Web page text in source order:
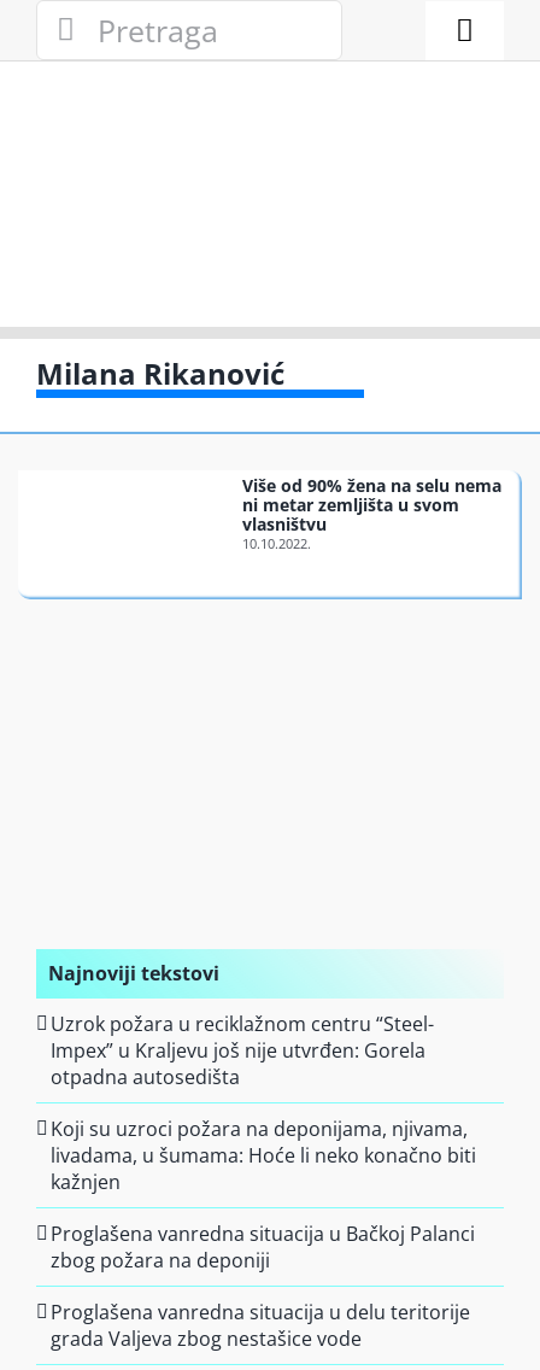
Search
for:
Toggle
Gde
Zelena
Milana Rikanović
Više od 90% žena na selu nema
ni metar zemljišta u svom
vlasništvu
Najnoviji tekstovi
Uzrok požara u reciklažnom centru “Steel-
Impex” u Kraljevu još nije utvrđen: Gorela
otpadna autosedišta
Koji su uzroci požara na deponijama, njivama,
livadama, u šumama: Hoće li neko konačno biti
kažnjen
Proglašena vanredna situacija u Bačkoj Palanci
zbog požara na deponiji
Proglašena vanredna situacija u delu teritorije
grada Valjeva zbog nestašice vode